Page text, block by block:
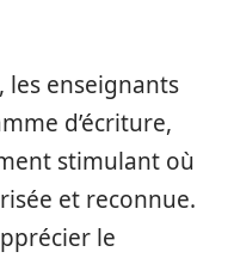
les enseignants
d’écriture,
stimulant où
et reconnue.
le